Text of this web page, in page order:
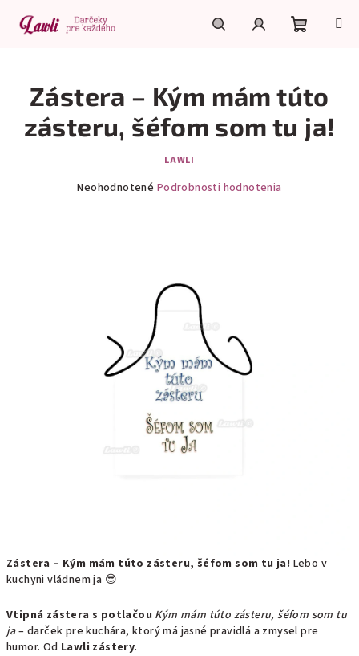
obsah
košík
Zástera – Kým mám túto zásteru, šéfom som tu ja! Lebo v
kuchyni vládnem ja 😎
Vtipná zástera s potlačou Kým mám túto zásteru, šéfom som tu
ja– darček pre kuchára, ktorý má jasné pravidlá a zmysel pre
humor. Od Lawli zástery.
Zástera – Kým mám túto
zásteru, šéfom som tu ja!
LAWLI
Neohodnotené Podrobnosti hodnotenia